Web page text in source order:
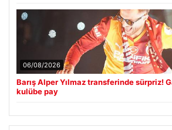
06/08/2026
Barış Alper Yılmaz transferinde sürpriz!
kulübe pay